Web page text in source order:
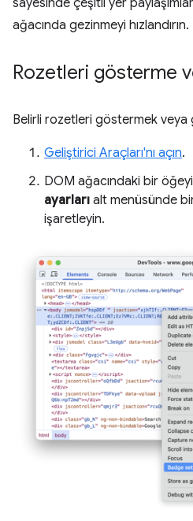
sayesinde çeşitli yer
ağacında gezinmeyi hızlandırın.
Rozetleri gösterme
Belirli rozetleri göstermek veya
Geliştirici Araçları'nı açın.
DOM ağacındaki bir öğeyi
ayarları alt menüsünde
işaretleyin.